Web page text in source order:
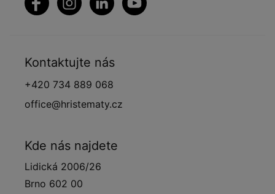
Kontaktujte nás
+420 734 889 068
office@hristematy.cz
Kde nás najdete
Lidická 2006/26
Brno 602 00